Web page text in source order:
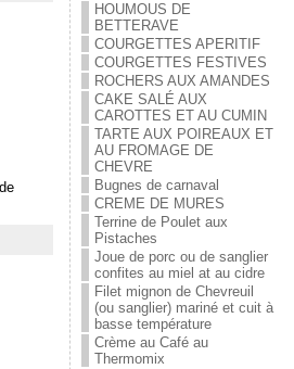
HOUMOUS DE
BETTERAVE
COURGETTES APERITIF
COURGETTES FESTIVES
ROCHERS AUX AMANDES
CAKE SALÉ AUX
CAROTTES ET AU CUMIN
TARTE AUX POIREAUX ET
AU FROMAGE DE
CHEVRE
Bugnes de carnaval
CREME DE MURES
Terrine de Poulet aux
Pistaches
Joue de porc ou de sanglier
confites au miel at au cidre
Filet mignon de Chevreuil
(ou sanglier) mariné et cuit à
basse température
Crème au Café au
Thermomix